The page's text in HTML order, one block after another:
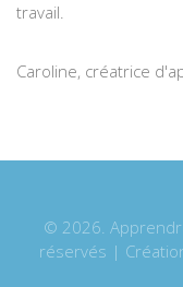
travail.
Caroline, créatrice
© 2026.
réservés |